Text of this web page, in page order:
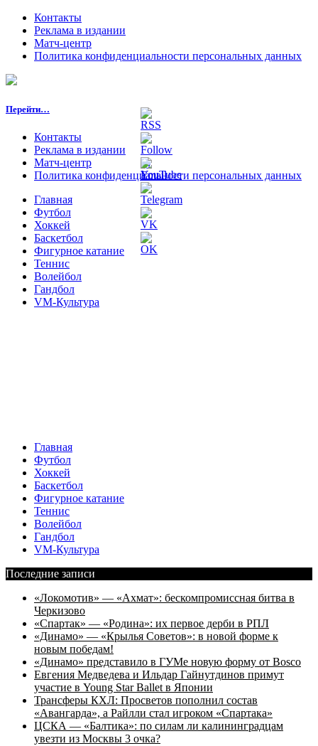
Контакты
Реклама в издании
Матч-центр
Политика конфиденциальности персональных данных
Перейти…
Контакты
Реклама в издании
Матч-центр
Политика конфиденциальности персональных данных
Главная
Футбол
Хоккей
Баскетбол
Фигурное катание
Теннис
Волейбол
Гандбол
VM-Культура
Главная
Футбол
Хоккей
Баскетбол
Фигурное катание
Теннис
Волейбол
Гандбол
VM-Культура
Последние записи
«Локомотив» — «Ахмат»: бескомпромиссная битва в
Черкизово
«Спартак» — «Родина»: их первое дерби в РПЛ
«Динамо» — «Крылья Советов»: в новой форме к
новым победам!
«Динамо» представило в ГУМе новую форму от Bosco
Евгения Медведева и Ильдар Гайнутдинов примут
участие в Young Star Ballet в Японии
Трансферы КХЛ: Просветов пополнил состав
«Авангарда», а Райлли стал игроком «Спартака»
ЦСКА — «Балтика»: по силам ли калининградцам
увезти из Москвы 3 очка?